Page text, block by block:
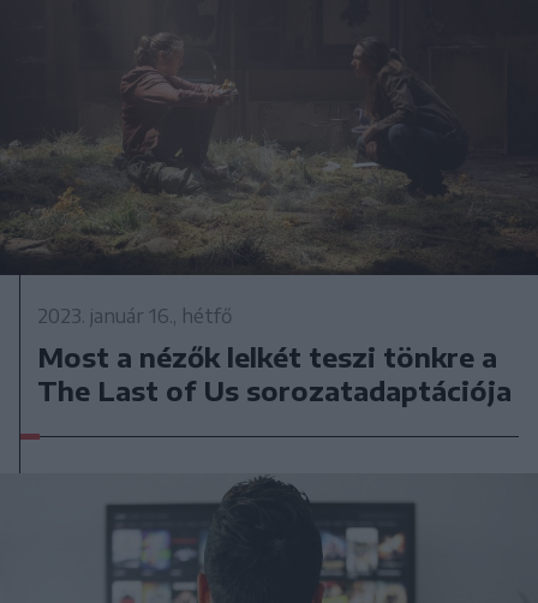
2023. január 16., hétfő
Most a nézők lelkét teszi tönkre a
The Last of Us sorozatadaptációja